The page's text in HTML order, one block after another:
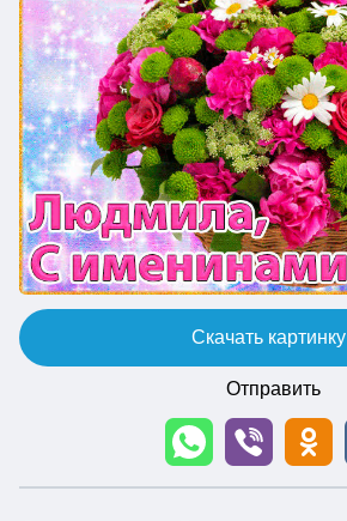
Скачать картинку
Отправить